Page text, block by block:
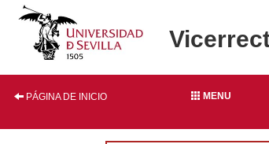
PÁGINA DE INICIO MENU